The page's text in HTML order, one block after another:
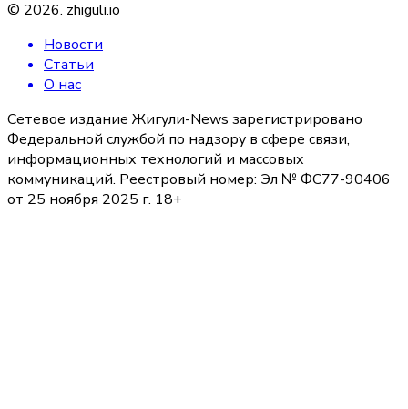
© 2026. zhiguli.io
Новости
Статьи
О нас
Сетевое издание Жигули-News зарегистрировано
Федеральной службой по надзору в сфере связи,
информационных технологий и массовых
коммуникаций. Реестровый номер: Эл № ФС77-90406
от 25 ноября 2025 г. 18+